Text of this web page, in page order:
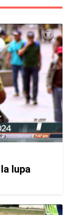
lupa